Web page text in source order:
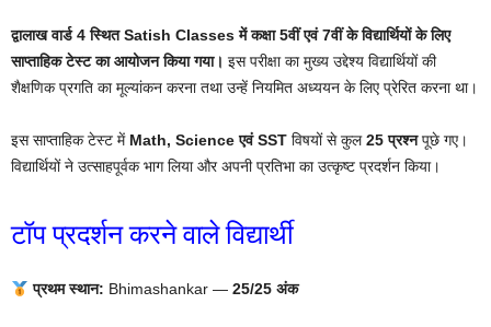
द्वालाख वार्ड 4 स्थित Satish Classes में कक्षा 5वीं एवं 7वीं के विद्यार्थियों के लिए
साप्ताहिक टेस्ट का आयोजन किया गया। इस परीक्षा का मुख्य उद्देश्य विद्यार्थियों की
शैक्षणिक प्रगति का मूल्यांकन करना तथा उन्हें नियमित अध्ययन के लिए प्रेरित करना था।
इस साप्ताहिक टेस्ट में Math, Science एवं SST विषयों से कुल25 प्रश्नपूछे गए।
विद्यार्थियों ने उत्साहपूर्वक भाग लिया और अपनी प्रतिभा का उत्कृष्ट प्रदर्शन किया।
टॉप प्रदर्शन करने वाले विद्यार्थी
प्रथम स्थान: Bhimashankar — 25/25 अंक